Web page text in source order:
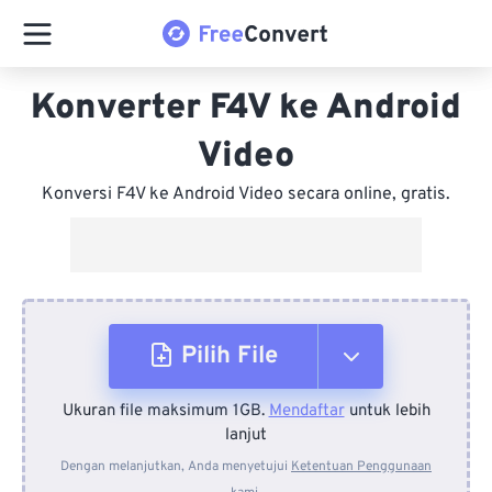
Konverter F4V ke Android
Video
Konversi F4V ke Android Video secara online, gratis.
Pilih File
Dari Perangkat
Ukuran file maksimum 1GB.Mendaftaruntuk lebih
lanjut
Dengan melanjutkan, Anda menyetujui Ketentuan Penggunaan